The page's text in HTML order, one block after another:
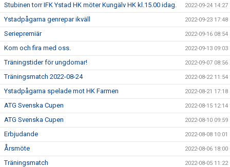
Stubinen torr IFK Ystad HK möter Kungälv HK kl.15.00 idag. 2022-09-24 14:27
Ystadpågarna genrepar ikväll 2022-09-23 17:48
Seriepremiär 2022-09-16 08:54
Kom och fira med oss. 2022-09-13 09:03
Träningstider för ungdomar! 2022-09-07 08:56
Träningsmatch 2022-08-24 2022-08-22 11:54
Ystadpågarna spelade mot HK Farmen 2022-08-21 17:18
ATG Svenska Cupen 2022-08-15 12:14
ATG Svenska Cupen 2022-08-10 09:59
Erbjudande 2022-08-08 10:01
Årsmöte 2022-08-06 18:00
Träningsmatch 2022-08-05 11:22